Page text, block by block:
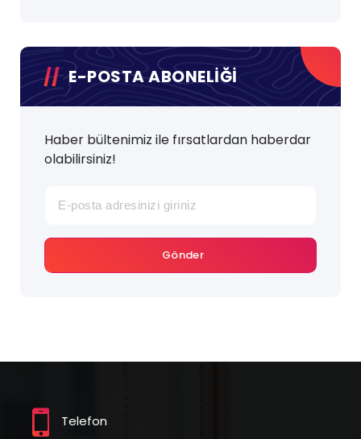
E-POSTA ABONELİĞİ
Haber bültenimiz ile fırsatlardan haberdar
olabilirsiniz!
Gönder
Telefon